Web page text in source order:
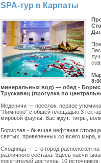
SPA-тур в Карпаты
минеральных вод) — обед -
Трускавец (прогулка по
Меденичи — поселок, первое
"Лимпопо" с общей площадью 3
мировой фауны. Вас ждут: тигры,
Борислав - бывшая нефтяная
святых, привезенных со всего
Сходница — это город расположен
различного состава. Здесь
посетителей доступны 10